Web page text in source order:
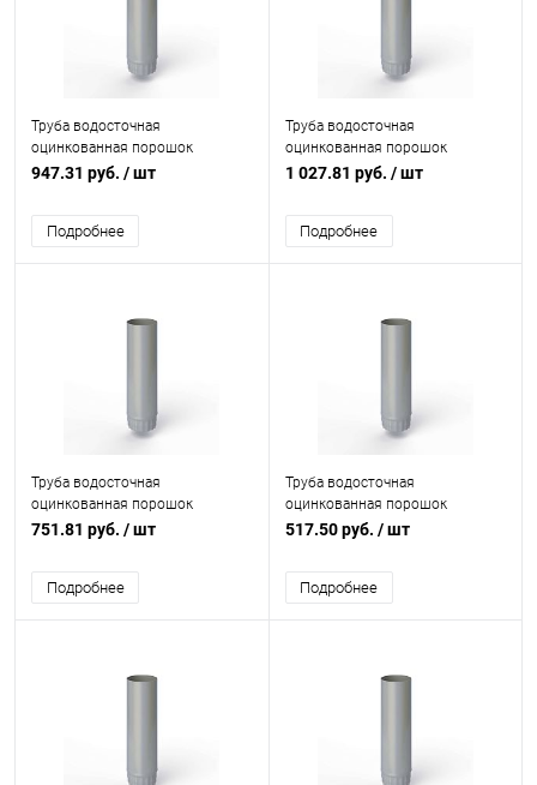
Труба водосточная
оцинкованная порошок
ф200х1250мм RAL 7040
947.31 руб. / шт
Подробнее
Труба водосточная
оцинкованная порошок
ф220х1250мм RAL 7040
1 027.81 руб. / шт
Подробнее
Труба водосточная
оцинкованная порошок
ф150х1250мм RAL 7040
751.81 руб. / шт
Подробнее
Труба водосточная
оцинкованная порошок
ф110х1250мм RAL 7040
517.50 руб. / шт
Подробнее